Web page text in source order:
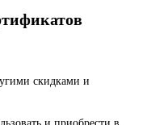
скидками и